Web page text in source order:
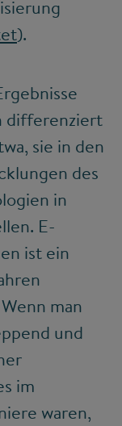
).
differenziert
sie in den
des
in
E-
ist ein
man
und
im
waren,